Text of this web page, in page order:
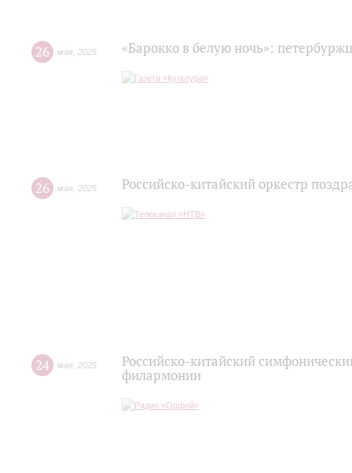
26 мая 2025 «Барокко в белую ночь»:
26 мая 2025 Российско-китайский оркестр
24 мая 2025
Российско-китайский
филармонии